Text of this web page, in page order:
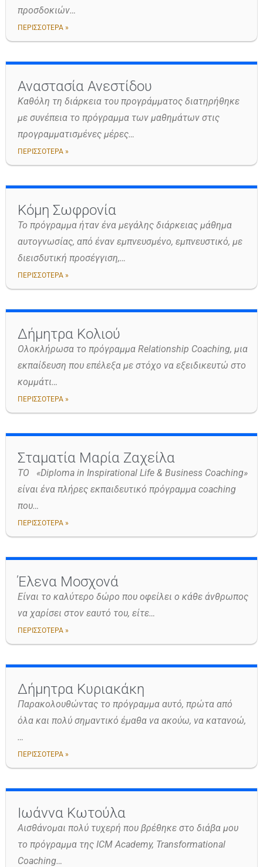
προσδοκιών…
ΠΕΡΙΣΣΟΤΕΡΑ »
Αναστασία Ανεστίδου
Καθόλη τη διάρκεια του προγράμματος διατηρήθηκε
με συνέπεια το πρόγραμμα των μαθημάτων στις
προγραμματισμένες μέρες…
ΠΕΡΙΣΣΟΤΕΡΑ »
Κόμη Σωφρονία
Το πρόγραμμα ήταν ένα μεγάλης διάρκειας μάθημα
αυτογνωσίας, από έναν εμπνευσμένο, εμπνευστικό, με
διεισδυτική προσέγγιση,…
ΠΕΡΙΣΣΟΤΕΡΑ »
Δήμητρα Κολιού
Ολοκλήρωσα το πρόγραμμα Relationship Coaching, μια
εκπαίδευση που επέλεξα με στόχο να εξειδικευτώ στο
κομμάτι…
ΠΕΡΙΣΣΟΤΕΡΑ »
Σταματία Μαρία Ζαχείλα
ΤΟ «Diploma in Inspirational Life & Business Coaching»
είναι ένα πλήρες εκπαιδευτικό πρόγραμμα coaching
που…
ΠΕΡΙΣΣΟΤΕΡΑ »
Έλενα Μοσχονά
Είναι το καλύτερο δώρο που οφείλει ο κάθε άνθρωπος
να χαρίσει στον εαυτό του, είτε…
ΠΕΡΙΣΣΟΤΕΡΑ »
Δήμητρα Κυριακάκη
Παρακολουθώντας το πρόγραμμα αυτό, πρώτα από
όλα και πολύ σημαντικό έμαθα να ακούω, να κατανοώ,
…
ΠΕΡΙΣΣΟΤΕΡΑ »
Ιωάννα Κωτούλα
Αισθάνομαι πολύ τυχερή που βρέθηκε στο διάβα μου
το πρόγραμμα της ICM Academy, Transformational
Coaching…